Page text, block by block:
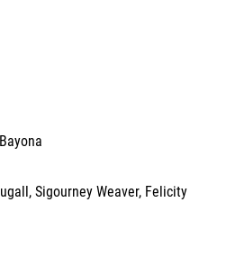
,Sigourney Weaver, Felicity